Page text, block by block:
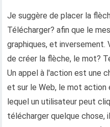
Je suggère de placer la
Télécharger? afin que le
graphiques, et inversement.
de créer la flèche, le mot?
Un appel à l'action est une
et sur le Web, le mot action
lequel un utilisateur peut
télécharger quelque chose,